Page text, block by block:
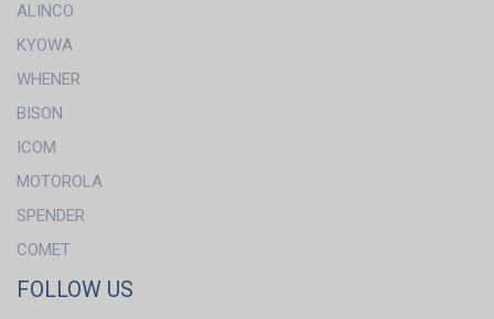
ALINCO
KYOWA
WHENER
BISON
ICOM
MOTOROLA
SPENDER
COMET
FOLLOW US